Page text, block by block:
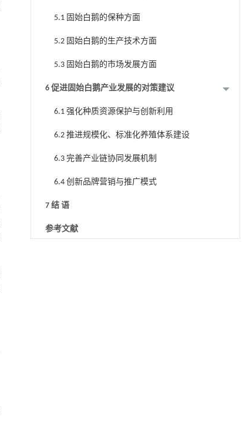
5.1 固始白鹅的保种方面
5.2 固始白鹅的生产技术方面
5.3 固始白鹅的市场发展方面
6 促进固始白鹅产业发展的对策建议
6.1 强化种质资源保护与创新利用
6.2 推进规模化、标准化养殖体系建设
6.3 完善产业链协同发展机制
6.4 创新品牌营销与推广模式
7 结 语
参考文献